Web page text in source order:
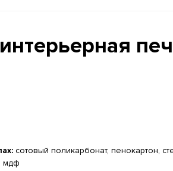
сотовый поликарбонат, пенокартон,
мдф